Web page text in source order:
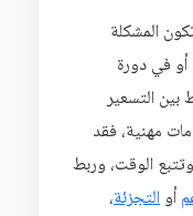
المشكلة
في دورة
بين التسعير
مهنية، فقد
الوقت، وربط
أوالتجزئة،